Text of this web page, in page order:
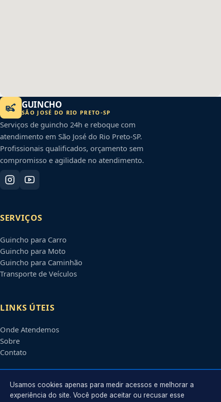
GUINCHO
SÃO JOSÉ DO RIO PRETO -SP
Serviços de guincho 24h e reboque com
atendimento em São José do Rio Preto-SP.
Profissionais qualificados, orçamento sem
compromisso e agilidade no atendimento.
SERVIÇOS
Guincho para Carro
Guincho para Moto
Guincho para Caminhão
Transporte de Veículos
LINKS ÚTEIS
Onde Atendemos
Sobre
Contato
CONTATO
Usamos cookies apenas para medir acessos e melhorar a
experiência do site. Você pode aceitar ou recusar esse